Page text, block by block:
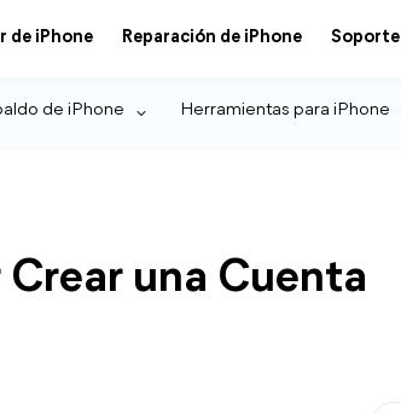
de iPhone Reparación de iPhone Soporte
de iPhone Herramientas para iPhone
una Cuenta